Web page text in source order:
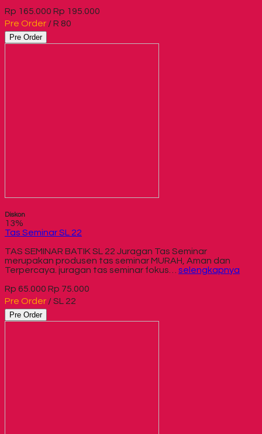
Rp 165.000 Rp 195.000
Pre Order / R 80
Pre Order
Diskon
13%
Tas Seminar SL 22
TAS SEMINAR BATIK SL 22 Juragan Tas Seminar
merupakan produsen tas seminar MURAH, Aman dan
Terpercaya. juragan tas seminar fokus… selengkapnya
Rp 65.000 Rp 75.000
Pre Order / SL 22
Pre Order